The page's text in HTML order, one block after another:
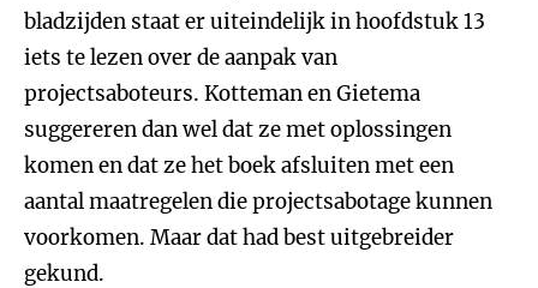
bladzijden staat er uiteindelijk in hoofdstuk 13
iets te lezen over de aanpak van
projectsaboteurs. Kotteman en Gietema
suggereren dan wel dat ze met oplossingen
komen en dat ze het boek afsluiten met een
aantal maatregelen die projectsabotage kunnen
voorkomen. Maar dat had best uitgebreider
gekund.